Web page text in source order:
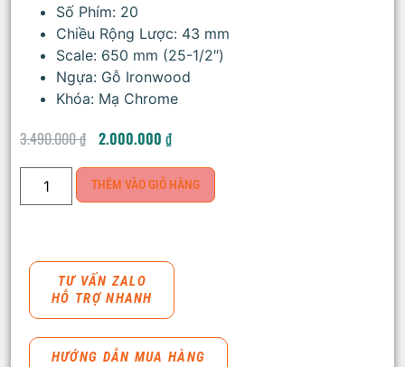
Số Phím: 20
Chiều Rộng Lược: 43 mm
Scale: 650 mm (25-1/2″)
Ngựa: Gỗ Ironwood
Khóa: Mạ Chrome
3.490.000₫ 2.000.000 ₫
THÊM VÀO GIỎ HÀNG
TƯ VẤN ZALO
HỖ TRỢ NHANH
HƯỚNG DẪN MUA HÀNG